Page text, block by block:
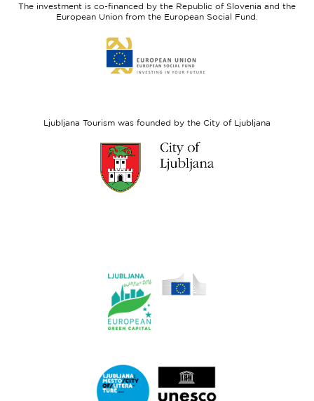
Fund
The investment is co-financed by the Republic of Slovenia and the
European Union from the European Social Fund.
to
website
Ljubljana Tourism was founded by the City of Ljubljana
website
Ljubljana.si
-